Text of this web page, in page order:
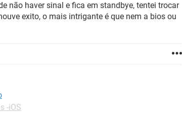
não haver sinal e fica em standbye, tentei trocar
exito, o mais intrigante é que nem a bios ou
-iOS